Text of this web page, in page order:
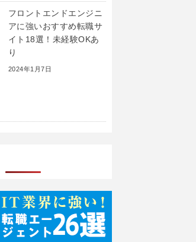
フロントエンドエンジニ
アに強いおすすめ転職サ
イト18選！未経験OKあ
り
2024年1月7日